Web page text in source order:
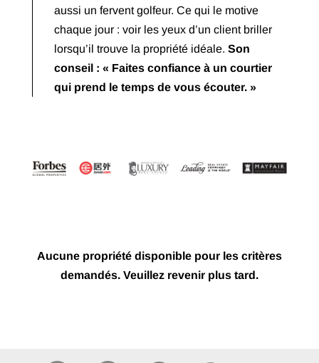
aussi un fervent golfeur. Ce qui le motive
chaque jour : voir les yeux d’un client briller
lorsqu’il trouve la propriété idéale. Son
conseil : « Faites confiance à un courtier
qui prend le temps de vous écouter. »
Aucune propriété disponible pour les critères
demandés. Veuillez revenir plus tard.